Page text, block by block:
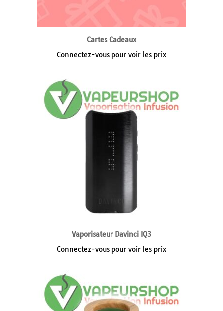
Cartes Cadeaux
Connectez-vous pour voir les prix
Vaporisateur Davinci IQ3
Connectez-vous pour voir les prix